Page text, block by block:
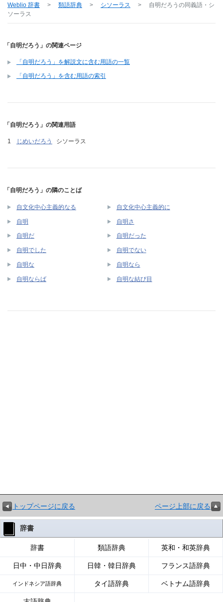
Weblio 辞書 > 類語辞典 > シソーラス > 自明だろう の同義語・シ
ソーラス
「自明だろう」の関連ページ
「自明だろう」を解説文に含む用語の一覧
「自明だろう」を含む用語の索引
「自明だろう」の関連用語
じめいだろう シソーラス
「自明だろう」の隣のことば
自文化中心主義的なる 自文化中心主義的に
自明 自明さ
自明だ 自明だった
自明でした 自明でない
自明な 自明なら
自明ならば 自明な結び目
トップページに戻る ページ上部に戻る
辞書
辞書 類語辞典 英和・和英辞典
日中・中日辞典 日韓・韓日辞典 フランス語辞典
インドネシア語辞典 タイ語辞典 ベトナム語辞典